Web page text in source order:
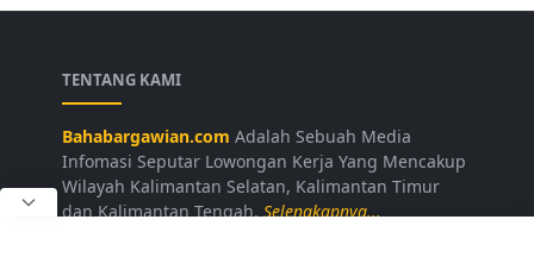
TENTANG KAMI
Bahabargawian.com Adalah Sebuah Media
Infomasi Seputar Lowongan Kerja Yang Mencakup
Wilayah Kalimantan Selatan, Kalimantan Timur
dan Kalimantan Tengah.Selengkapnya...